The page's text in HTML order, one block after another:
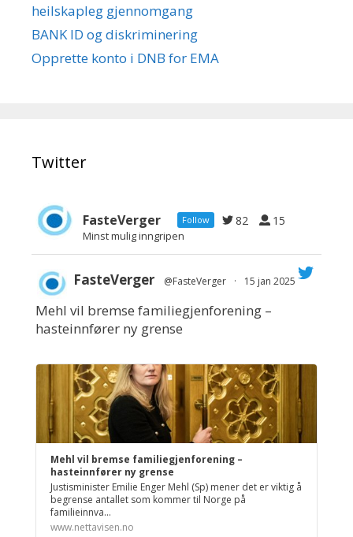
heilskapleg gjennomgang
BANK ID og diskriminering
Opprette konto i DNB for EMA
Twitter
FasteVerger Follow 82 15
Minst mulig inngripen
;
FasteVerger @FasteVerger · 15 jan 2025
Mehl vil bremse familiegjenforening –
hasteinnfører ny grense
Mehl vil bremse familiegjenforening –
hasteinnfører ny grense
Justisminister Emilie Enger Mehl (Sp) mener det er viktig å
begrense antallet som kommer til Norge på
familieinnva...
www.nettavisen.no